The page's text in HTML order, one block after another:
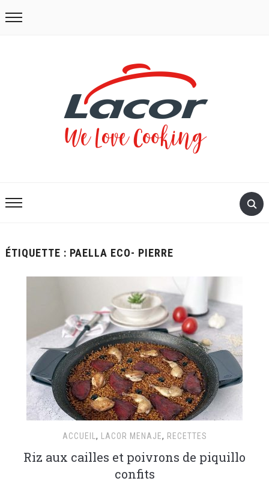
ÉTIQUETTE : PAELLA ECO- PIERRE
ACCUEIL , LACOR MENAJE, RECETTES
Riz aux cailles et poivrons de piquillo
confits